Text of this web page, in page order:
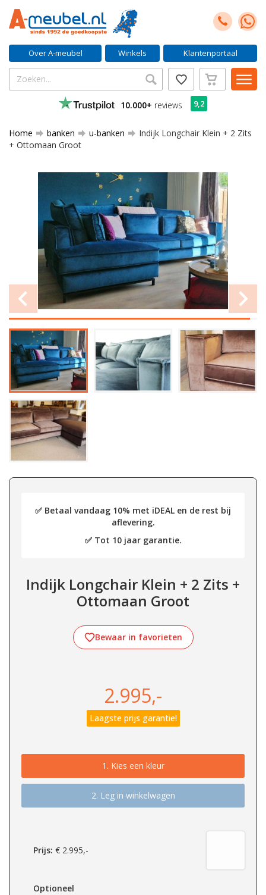
Over A-meubel Winkels Klantenportaal
10.000+ reviews 9,2
Home banken u-banken
Indijk Longchair Klein + 2 Zits
+ Ottomaan Groot
✅ Betaal vandaag 10% met iDEAL en de rest bij
aflevering.
✅ Tot 10 jaar garantie.
Indijk Longchair Klein + 2 Zits +
Ottomaan Groot
Bewaar in favorieten
2.995,-
Laagste prijs garantie!
1. Kies een kleur
2. Leg in winkelwagen
Prijs: € 2.995,-
Optioneel